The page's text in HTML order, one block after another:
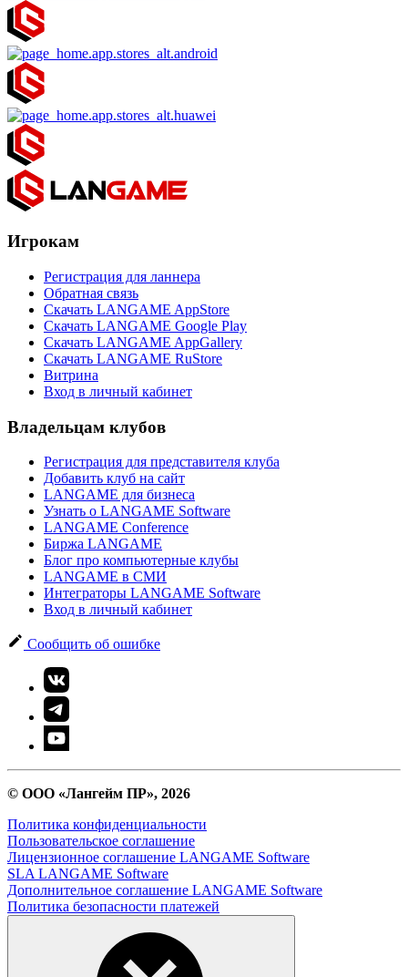
Игрокам
Регистрация для ланнера
Обратная связь
Скачать LANGAME AppStore
Скачать LANGAME Google Play
Скачать LANGAME AppGallery
Скачать LANGAME RuStore
Витрина
Вход в личный кабинет
Владельцам клубов
Регистрация для представителя клуба
Добавить клуб на сайт
LANGAME для бизнеса
Узнать о LANGAME Software
LANGAME Conference
Биржа LANGAME
Блог про компьютерные клубы
LANGAME в СМИ
Интеграторы LANGAME Software
Вход в личный кабинет
Сообщить об ошибке
© ООО «Лангейм ПР», 2026
Политика конфиденциальности
Пользовательское соглашение
Лицензионное соглашение LANGAME Software
SLA LANGAME Software
Дополнительное соглашение LANGAME Software
Политика безопасности платежей